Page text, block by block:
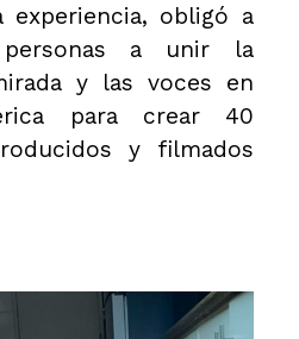
experiencia, obligó a
a unir la
y las voces en
para crear 40
y filmados